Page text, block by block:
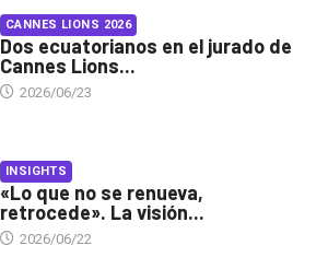
CANNES LIONS 2026
Dos ecuatorianos en el jurado de
Cannes Lions...
2026/06/23
INSIGHTS
«Lo que no se renueva,
retrocede». La visión...
2026/06/22